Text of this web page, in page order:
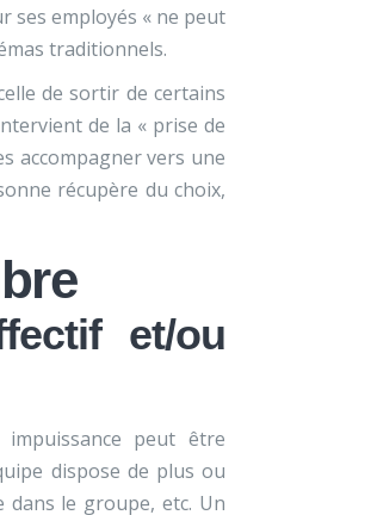
ses employés « ne peut
traditionnels.
de sortir de certains
de la « prise de
accompagner vers une
récupère du choix,
et/ou
peut être
dispose de plus ou
dans le groupe, etc. Un